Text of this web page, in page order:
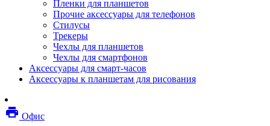
Точки доступа
Сетевые адаптеры
Коммутаторы
Расширители беспроводной сети
Wi-fi антенны
Инструмент
Кабель
Монтажные компоненты
Пленки для планшетов
Прочие аксессуары для телефонов
Стилусы
Трекеры
Чехлы для планшетов
Чехлы для смартфонов
Аксессуары для смарт-часов
Аксессуары к планшетам для рисования
local_printshop Офис